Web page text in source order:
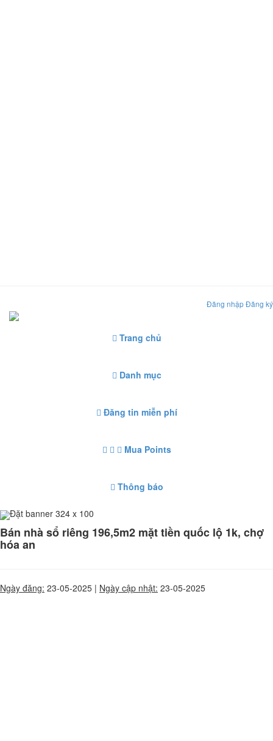
Đăng nhậpĐăng ký
Trang chủ
Danh mục
Đăng tin miễn phí
Mua Points
Thông báo
Đặt banner 324 x 100
Bán nhà sổ riêng 196,5m2 mặt tiền quốc lộ 1k, chợ
hóa an
Ngày đăng: 23-05-2025 | Ngày cập nhật: 23-05-2025